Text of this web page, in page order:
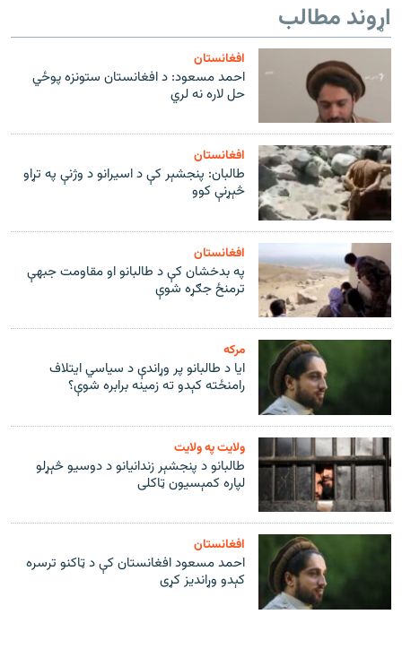
اړوند مطالب
افغانستان
احمد مسعود: د افغانستان ستونزه پوځي
حل لاره نه لري
افغانستان
طالبان: پنجشېر کې د اسیرانو د وژنې په تړاو
څېړنې کوو
افغانستان
په بدخشان کې د طالبانو او مقاومت جبهې
ترمنځ جګړه شوې
مرکه
ایا د طالبانو پر وړاندې د سیاسي ایتلاف
رامنځته کېدو ته زمینه برابره شوې؟
ولایت په ولایت
طالبانو د پنجشېر زندانیانو د دوسیو څېړلو
لپاره کمېسیون ټاکلی
افغانستان
احمد مسعود افغانستان کې د ټاکنو ترسره
کېدو وړانديز کړی